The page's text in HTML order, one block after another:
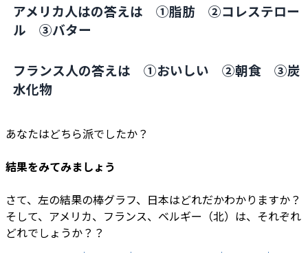
アメリカ人はの答えは ①脂肪 ②コレステロー
ル ③バター
フランス人の答えは ①おいしい ②朝食 ③炭
水化物
あなたはどちら派でしたか？
結果をみてみましょう
さて、左の結果の棒グラフ、日本はどれだかわかりますか？
そして、アメリカ、フランス、ベルギー（北）は、それぞれ
どれでしょうか？？